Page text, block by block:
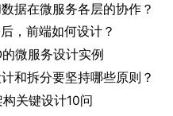
据在微服务各层的协作？
，前端如何设计？
微服务设计实例
和拆分要坚持哪些原则？
关键设计10问